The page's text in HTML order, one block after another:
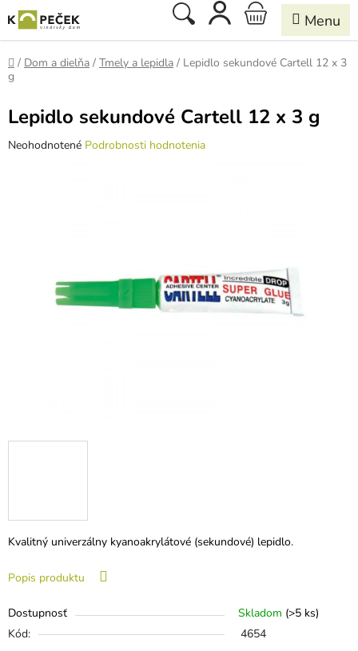
na
obsah
Hľadať
NÁKUPNÝ
KOŠÍK
Domov
/ Dom a dielňa / Tmely a lepidla / Lepidlo sekundové Cartell 12 x 3
g
Kvalitný univerzálny kyanoakrylátové (sekundové) lepidlo.
Popis produktu
Dostupnosť Skladom (>5 ks)
Kód:
4654
Lepidlo sekundové Cartell 12 x 3 g
Priemerné
Neohodnotené Podrobnosti hodnotenia